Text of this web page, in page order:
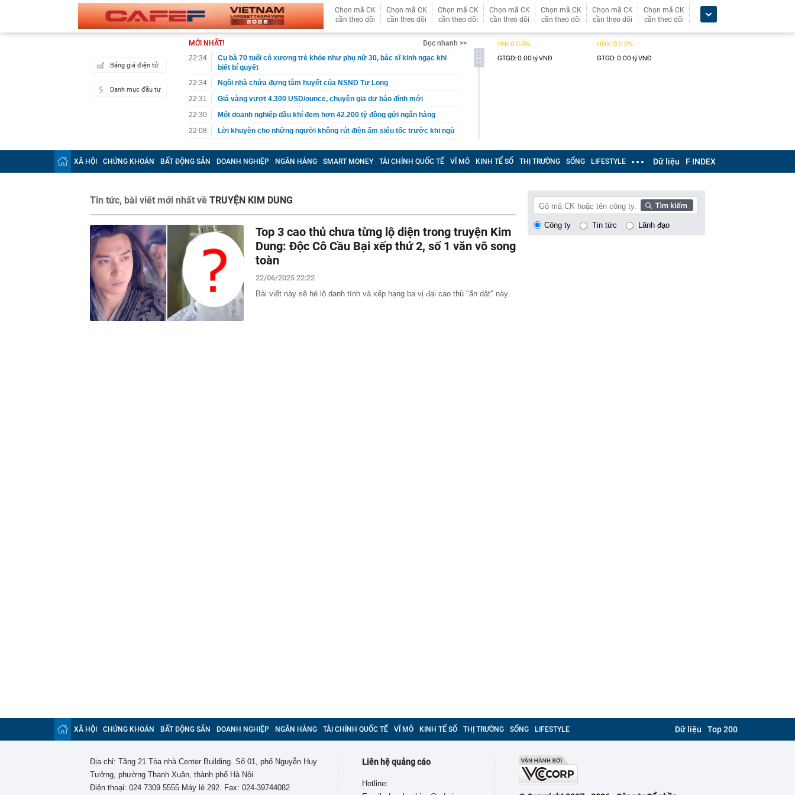
Chọn mã CK
cần theo dõi
Chọn mã CK
cần theo dõi
Chọn mã CK
cần theo dõi
Chọn mã CK
cần theo dõi
Chọn mã CK
cần theo dõi
Chọn mã CK
cần theo dõi
Chọn mã CK
cần theo dõi
Bảng giá điện tử
Danh mục đầu tư
MỚI NHẤT!
Đọc nhanh >>
22:34
Cụ bà 70 tuổi có xương trẻ khỏe như phụ nữ 30, bác sĩ kinh ngạc khi
biết bí quyết
22:34
Ngôi nhà chứa đựng tâm huyết của NSND Tự Long
22:31
Giá vàng vượt 4.300 USD/ounce, chuyên gia dự báo đỉnh mới
22:30
Một doanh nghiệp dầu khí đem hơn 42.200 tỷ đồng gửi ngân hàng
22:08
Lời khuyên cho những người không rút điện ấm siêu tốc trước khi ngủ
có thể bị khoét sâu?
22:00
2 bộ phận của cá tích tụ độc nhiều bậc nhất
21:57
Cận cảnh vị trí dự kiến xây hầm xuyên núi Tam Đảo
21:45
Bắt khẩn cấp Vũ Thị Thanh SN 2003 và Vi Thị Hòe SN 2004
21:43
Một siêu bão cướp đi sinh mạng của 500.000 người: Sức gió tới
240km/h, là thảm kịch khí tượng tàn khốc nhất từng được ghi nhận
trong lịch sử
"Tiền làm ra rồi cũng để cho con": Lời khuyên khiến nhiều cha mẹ
thiếu an toàn khi về già
21:23
NSƯT Thành Lộc gửi lời tạm biệt tới khán giả
XÃ HỘI CHỨNG KHOÁN BẤT ĐỘNG SẢN DOANH NGHIỆP NGÂN HÀNG SMART MONEY TÀI CHÍNH QUỐC TẾ VĨ MÔ KINH TẾ SỐ THỊ TRƯỜNG SỐNG LIFESTYLE Dữ liệu F INDEX
Tin tức, bài viết mới nhất về TRUYỆN KIM DUNG
Top 3 cao thủ chưa từng lộ diện trong truyện Kim
Dung: Độc Cô Cầu Bại xếp thứ 2, số 1 văn võ song
toàn
22/06/2025 22:22
Bài viết này sẽ hé lộ danh tính và xếp hạng ba vị đại cao thủ "ẩn dật" này.
Công ty Tin tức Lãnh đạo
XÃ HỘI CHỨNG KHOÁN BẤT ĐỘNG SẢN DOANH NGHIỆP NGÂN HÀNG TÀI CHÍNH QUỐC TẾ VĨ MÔ KINH TẾ SỐ THỊ TRƯỜNG SỐNG LIFESTYLE Dữ liệu Top 200
Địa chỉ: Tầng 21 Tòa nhà Center Building. Số 01, phố Nguyễn Huy
Tưởng, phường Thanh Xuân, thành phố Hà Nội
Điện thoại: 024 7309 5555 Máy lẻ 292. Fax: 024-39744082
Liên hệ quảng cáo
Hotline: